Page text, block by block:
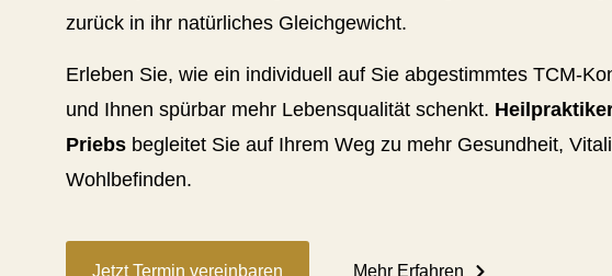
zurück in ihr natürliches Gleichgewicht.
Erleben Sie, wie ein individuell auf Sie abgestimmtes TCM-
und Ihnen spürbar mehr Lebensqualität schenkt.
Priebs begleitet Sie auf Ihrem Weg zu mehr Gesundheit,
Wohlbefinden.
Jetzt Termin vereinbaren Mehr Erfahren